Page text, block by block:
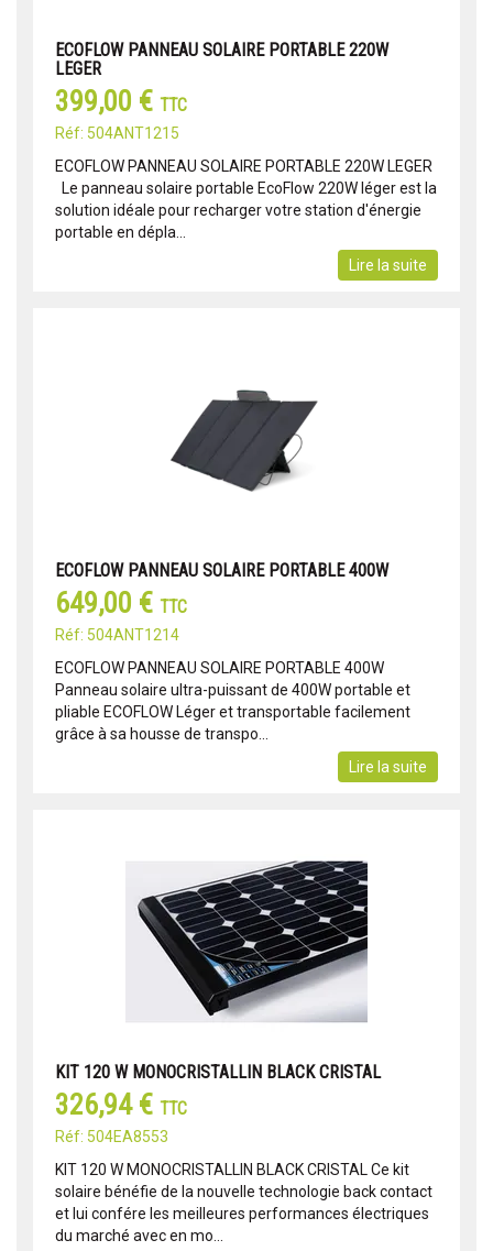
ECOFLOW PANNEAU SOLAIRE PORTABLE 220W
LEGER
399,00 € TTC
Réf: 504ANT1215
ECOFLOW PANNEAU SOLAIRE PORTABLE 220W LEGER
Le panneau solaire portable EcoFlow 220W léger est la
solution idéale pour recharger votre station d'énergie
portable en dépla...
Lire la suite
ECOFLOW PANNEAU SOLAIRE PORTABLE 400W
649,00 € TTC
Réf: 504ANT1214
ECOFLOW PANNEAU SOLAIRE PORTABLE 400W
Panneau solaire ultra-puissant de 400W portable et
pliable ECOFLOW Léger et transportable facilement
grâce à sa housse de transpo...
Lire la suite
KIT 120 W MONOCRISTALLIN BLACK CRISTAL
326,94 € TTC
Réf: 504EA8553
KIT 120 W MONOCRISTALLIN BLACK CRISTAL Ce kit
solaire bénéfie de la nouvelle technologie back contact
et lui confére les meilleures performances électriques
du marché avec en mo...